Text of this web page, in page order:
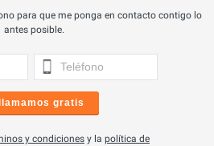
para que me ponga en contacto contigo lo
antes posible.
gratis
y condiciones y la política de